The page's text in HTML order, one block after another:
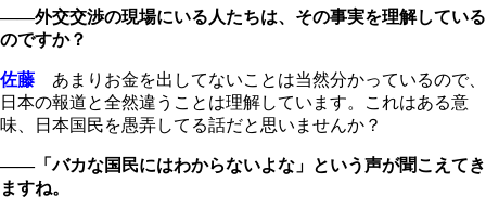
――外交交渉の現場にいる人たちは、その事実を理解している
のですか？
佐藤 あまりお金を出してないことは当然分かっているので、
日本の報道と全然違うことは理解しています。これはある意
味、日本国民を愚弄してる話だと思いませんか？
――「バカな国民にはわからないよな」という声が聞こえてき
ますね。